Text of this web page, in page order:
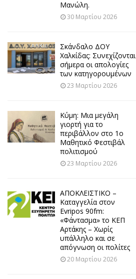
Μανώλη.
30 Μαρτίου 2026
Σκάνδαλο ΔΟΥ
Χαλκίδας: Συνεχίζονται
σήμερα οι απολογίες
των κατηγορουμένων
23 Μαρτίου 2026
Κύμη: Μια μεγάλη
γιορτή για το
περιβάλλον στο 1ο
Μαθητικό Φεστιβάλ
πολιτισμού
23 Μαρτίου 2026
ΑΠΟΚΛΕΙΣΤΙΚΟ –
Καταγγελία στον
Evripos 90fm:
«Φάντασμα» το ΚΕΠ
Αρτάκης – Χωρίς
υπάλληλο και σε
απόγνωση οι πολίτες
20 Μαρτίου 2026